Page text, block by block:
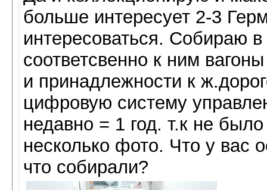
больше интересует 2-3
интересоваться. Собираю
соответсвенно к ним
и принадлежности к
цифровую систему
недавно = 1 год. т.к не
несколько фото. Что у вас
что собирали?